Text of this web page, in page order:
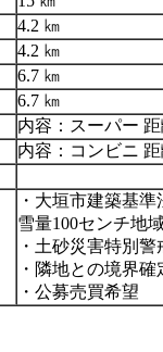
4.2 ㎞
4.2 ㎞
6.7 ㎞
6.7 ㎞
内容：スーパー
内容：コンビニ
・大垣市建築基
雪量100センチ地
・土砂災害特別警
・隣地との境界
・公募売買希望